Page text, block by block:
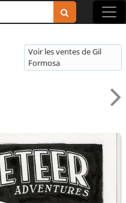
Voir les ventes de Gil
Formosa